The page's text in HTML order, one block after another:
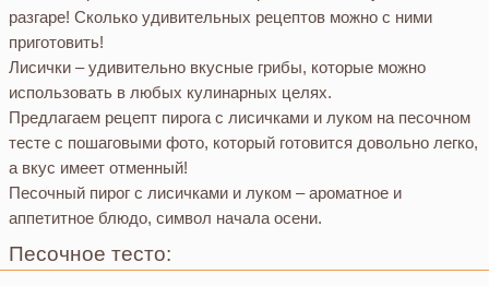
разгаре! Сколько удивительных рецептов можно с ними
приготовить!
Лисички – удивительно вкусные грибы, которые можно
использовать в любых кулинарных целях.
Предлагаем рецепт пирога с лисичками и луком на песочном
тесте с пошаговыми фото, который готовится довольно легко,
а вкус имеет отменный!
Песочный пирог с лисичками и луком – ароматное и
аппетитное блюдо, символ начала осени.
Песочное тесто: